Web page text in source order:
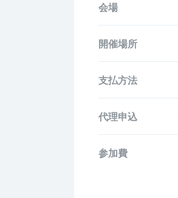
会場
開催場所
支払方法
代理申込
参加費